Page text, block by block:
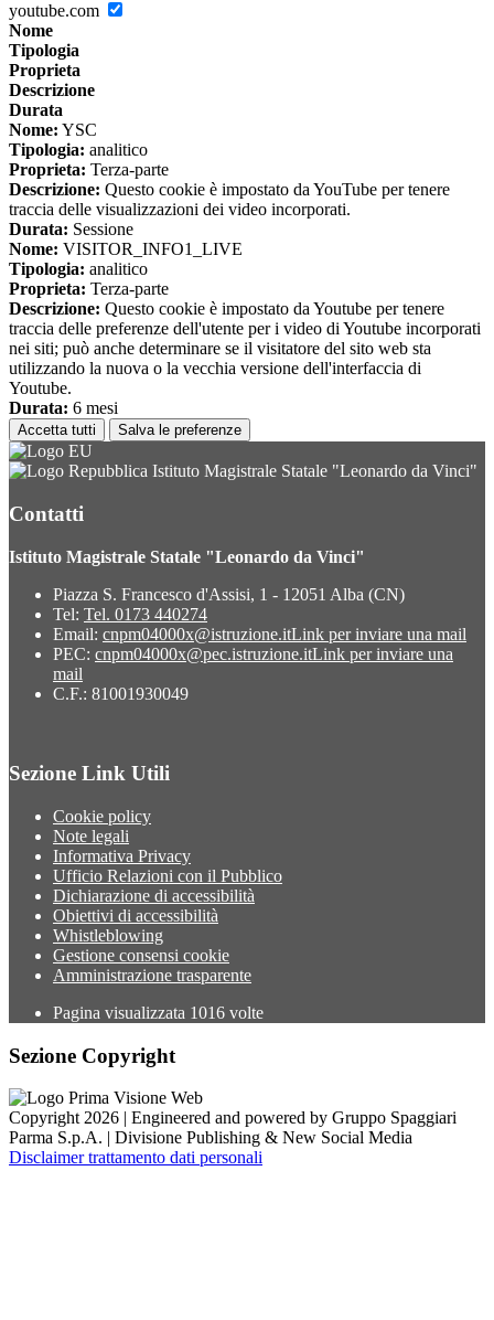
youtube.com
Nome
Tipologia
Proprieta
Descrizione
Durata
Nome: YSC
Tipologia: analitico
Proprieta: Terza-parte
Descrizione: Questo cookie è impostato da YouTube per tenere
traccia delle visualizzazioni dei video incorporati.
Durata: Sessione
Nome: VISITOR_INFO1_LIVE
Tipologia: analitico
Proprieta: Terza-parte
Descrizione: Questo cookie è impostato da Youtube per tenere
traccia delle preferenze dell'utente per i video di Youtube incorporati
nei siti; può anche determinare se il visitatore del sito web sta
utilizzando la nuova o la vecchia versione dell'interfaccia di
Youtube.
Durata: 6 mesi
Accetta tutti Salva le preferenze
Istituto Magistrale Statale "Leonardo da Vinci"
Contatti
Istituto Magistrale Statale "Leonardo da Vinci"
Piazza S. Francesco d'Assisi, 1 - 12051 Alba (CN)
Tel: Tel. 0173 440274
Email: cnpm04000x@istruzione.itLink per inviare una mail
PEC: cnpm04000x@pec.istruzione.itLink per inviare una
mail
C.F.: 81001930049
Sezione Link Utili
Cookie policy
Note legali
Informativa Privacy
Ufficio Relazioni con il Pubblico
Dichiarazione di accessibilità
Obiettivi di accessibilità
Whistleblowing
Gestione consensi cookie
Amministrazione trasparente
Pagina visualizzata 1016 volte
Sezione Copyright
Copyright 2026 | Engineered and powered by Gruppo Spaggiari
Parma S.p.A. | Divisione Publishing & New Social Media
Disclaimer trattamento dati personali